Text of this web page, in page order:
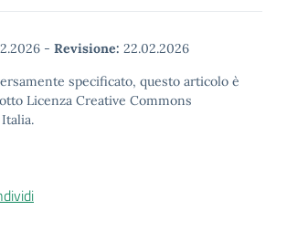
- Revisione: 22.02.2026
specificato, questo articolo è
Licenza Creative Commons